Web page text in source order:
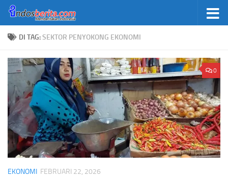
Skip to content
DI TAG:SEKTOR PENYOKONG EKONOMI
0
EKONOMI FEBRUARI 22, 2026